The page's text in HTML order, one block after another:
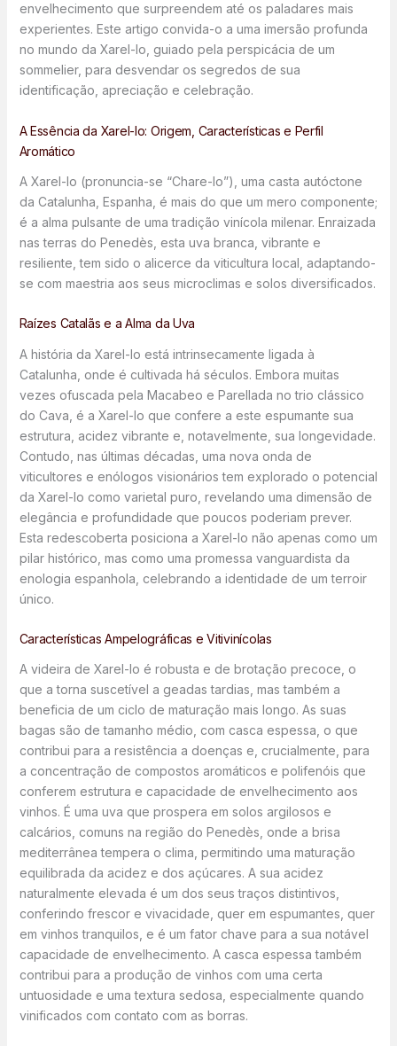
envelhecimento que surpreendem até os paladares mais
experientes. Este artigo convida-o a uma imersão profunda
no mundo da Xarel-lo, guiado pela perspicácia de um
sommelier, para desvendar os segredos de sua
identificação, apreciação e celebração.
A Essência da Xarel-lo: Origem, Características e Perfil
Aromático
A Xarel-lo (pronuncia-se “Chare-lo”), uma casta autóctone
da Catalunha, Espanha, é mais do que um mero componente;
é a alma pulsante de uma tradição vinícola milenar. Enraizada
nas terras do Penedès, esta uva branca, vibrante e
resiliente, tem sido o alicerce da viticultura local, adaptando-
se com maestria aos seus microclimas e solos diversificados.
Raízes Catalãs e a Alma da Uva
A história da Xarel-lo está intrinsecamente ligada à
Catalunha, onde é cultivada há séculos. Embora muitas
vezes ofuscada pela Macabeo e Parellada no trio clássico
do Cava, é a Xarel-lo que confere a este espumante sua
estrutura, acidez vibrante e, notavelmente, sua longevidade.
Contudo, nas últimas décadas, uma nova onda de
viticultores e enólogos visionários tem explorado o potencial
da Xarel-lo como varietal puro, revelando uma dimensão de
elegância e profundidade que poucos poderiam prever.
Esta redescoberta posiciona a Xarel-lo não apenas como um
pilar histórico, mas como uma promessa vanguardista da
enologia espanhola, celebrando a identidade de um terroir
único.
Características Ampelográficas e Vitivinícolas
A videira de Xarel-lo é robusta e de brotação precoce, o
que a torna suscetível a geadas tardias, mas também a
beneficia de um ciclo de maturação mais longo. As suas
bagas são de tamanho médio, com casca espessa, o que
contribui para a resistência a doenças e, crucialmente, para
a concentração de compostos aromáticos e polifenóis que
conferem estrutura e capacidade de envelhecimento aos
vinhos. É uma uva que prospera em solos argilosos e
calcários, comuns na região do Penedès, onde a brisa
mediterrânea tempera o clima, permitindo uma maturação
equilibrada da acidez e dos açúcares. A sua acidez
naturalmente elevada é um dos seus traços distintivos,
conferindo frescor e vivacidade, quer em espumantes, quer
em vinhos tranquilos, e é um fator chave para a sua notável
capacidade de envelhecimento. A casca espessa também
contribui para a produção de vinhos com uma certa
untuosidade e uma textura sedosa, especialmente quando
vinificados com contato com as borras.